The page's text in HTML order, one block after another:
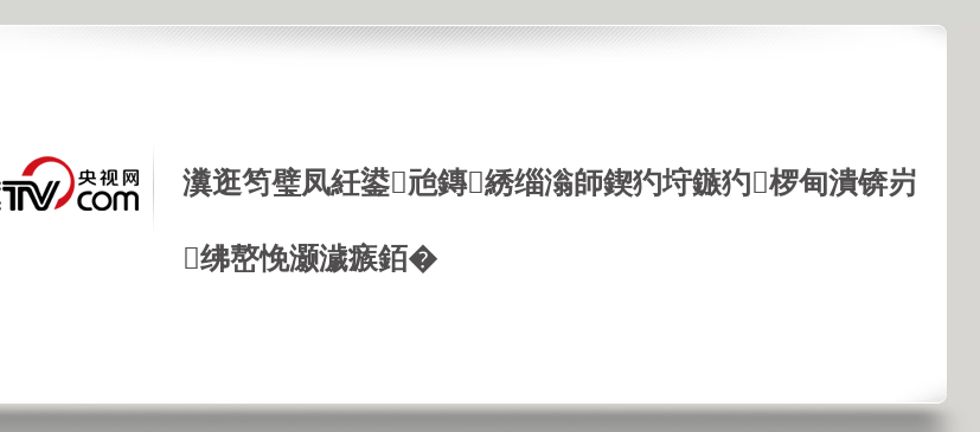
瀵逛笉璧凤紝鍙兘鏄綉缁滃師鍥犳垨鏃犳椤甸潰锛岃
绋嶅悗灏濊瘯銆�